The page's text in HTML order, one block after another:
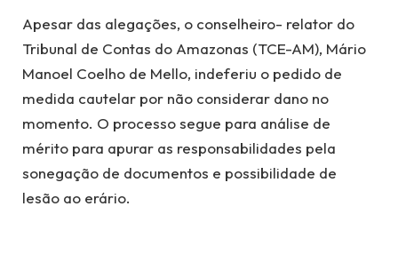
Apesar das alegações, o conselheiro- relator do
Tribunal de Contas do Amazonas (TCE-AM), Mário
Manoel Coelho de Mello, indeferiu o pedido de
medida cautelar por não considerar dano no
momento. O processo segue para análise de
mérito para apurar as responsabilidades pela
sonegação de documentos e possibilidade de
lesão ao erário.